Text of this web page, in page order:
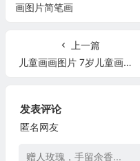
画图片简笔画
上一篇
儿童画画图片 7岁儿童画画图片
发表评论
匿名网友